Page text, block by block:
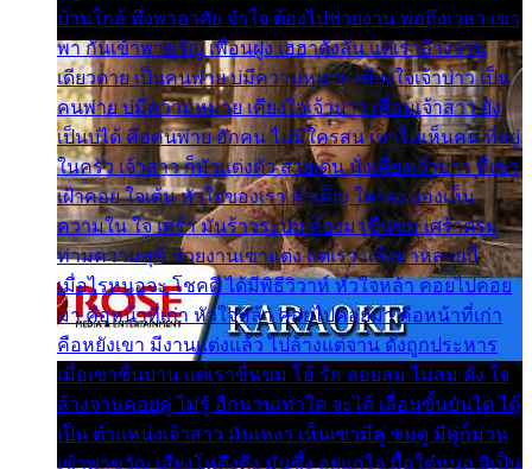
บ้านใกล้ พึ่งพาอาศัย จำใจ ต้องไปช่วยงาน พอถึงเวลา เขา
พา กันเข้าพาขวัญ เพื่อนฝูง เฮฮาดังลั่น แต่เราล้างจาน
เดียวดาย เป็นคนพ่าย บ่มีความหมาย เคียงใจเจ้าบ่าว เป็น
คนพ่าย บ่มีความหมาย เคียงใจเจ้าบ่าว เพื่อนเจ้าสาว ยัง
เป็นบ่ได้ คือคนพ่าย ฮักคน ไม่มีใครสน เขาไม่เห็นคน ที่อยู่
ในครัว เจ้าสาว ก็มัวแต่งตัว สวยเด่น นั่งเคียงเจ้าบ่าว ที่เขา
เฝ้าคอย ใจเต้น หัวใจของเรา ลำเค็ญ ใครจะมองเห็น
ความใน ใจ เศร้า มันร้าวระบม ต้องมาขื่นขม เศร้าตรม
ท่ามความสุขี ช่วยงานเขาแต่ง แต่เรา แล้งมาหลายปี
เมื่อไรหนอจะ โชคดี ได้มีพิธีวิวาห์ หัวใจหล้า คอยไปคอย
มา คือหน้าที่เก่า หัวใจหล้า คอยไปคอยมา คือหน้าที่เก่า
คือหยังเขา มีงานแต่งแล้ว ไปล้างแต่จาน ดั่งถูกประหาร
เมื่อเขาชื่นบาน แต่เราขื่นขม โอ้ รัก ลอยลม ไม่สม ดัง ใจ
ล้างจานคอยคู่ ไม่รู้ อีกนานเท่าใด จะได้ เลื่อนขั้นบันได ได้
เป็น ตำแหน่งเจ้าสาว มันเหงา เห็นเขามีคู่ ซมดู มีคู่ก็ม่วน
เข้าพาขวัญ เสียงโห่ตึงตึง มันซึ้ง อยู่แก่ใจ มื้อใด๋หนอ สิเป็น